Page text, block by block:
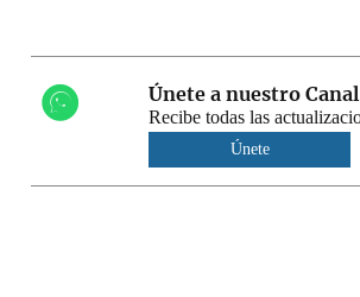
Únete a nuestro
Recibe todas las
Únete